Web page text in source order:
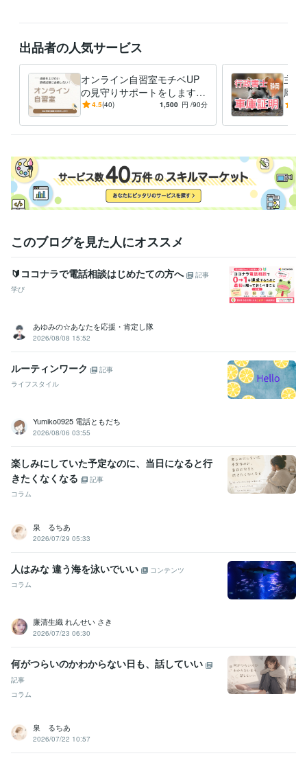
出品者の人気サービス
オンライン自習室モチベUP
の見守りサポートをします
毎日の勉強習慣を身につけ
P！』
4.5(40) 1,500 円 /90分
主と
庫証
定行
このブログを見た人にオススメ
🔰ココナラで電話相談はじめたての方へ
記事
学び
あゆみの☆あなたを応援・肯定し隊
2026/08/08 15:52
ルーティンワーク
記事
ライフスタイル
Yumiko0925 電話ともだち
2026/08/06 03:55
楽しみにしていた予定なのに、当日になると行
きたくなくなる
記事
コラム
泉 るちあ
2026/07/29 05:33
人はみな 違う海を泳いでいい
コンテンツ
コラム
廉清生織 れんせい さき
2026/07/23 06:30
何がつらいのかわからない日も、話していい
記事
コラム
泉 るちあ
2026/07/22 10:57